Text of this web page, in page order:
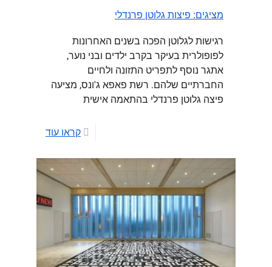
מציגים: פיצות גלוטן פרנדלי
רגישות לגלוטן הפכה בשנים האחרונות
לפופולרית בעיקר בקרב ילדים ובני נוער,
אתגר נוסף לתפריט התזונה ולחיים
החברתיים שלהם. רשת פאפא ג'ונס, מציעה
פיצה גלוטן פרנדלי בהתאמה אישית
קראו עוד